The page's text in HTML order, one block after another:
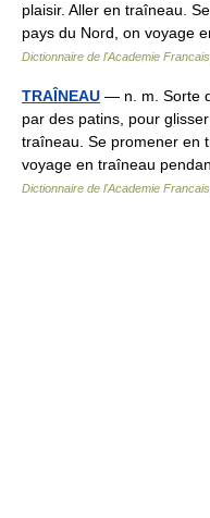
plaisir. Aller en traîneau.
pays du Nord, on
Dictionnaire de l'Academie
TRAÎNEAU — n. m. Sorte
par des patins, pour
traîneau. Se promener en
voyage en traîneau
Dictionnaire de l'Academie